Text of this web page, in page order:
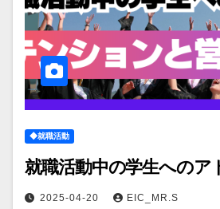
◆就職活動
就職活動中の学生へのア
2025-04-20 EIC_MR.S